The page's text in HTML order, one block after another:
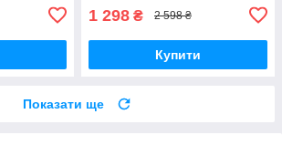
1 298 ₴ 2 598 ₴
Купити
Показати ще